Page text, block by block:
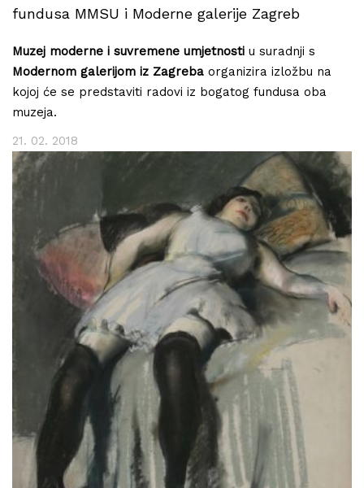
fundusa MMSU i Moderne galerije Zagreb
Muzej moderne i suvremene umjetnosti u suradnji s
Modernom galerijom iz Zagreba organizira izložbu na
kojoj će se predstaviti radovi iz bogatog fundusa oba
muzeja.
21. 02. 2018